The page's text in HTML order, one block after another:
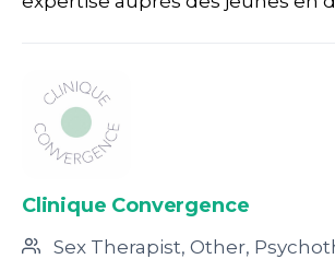
Clinique Convergence
Sex Therapist, Other,